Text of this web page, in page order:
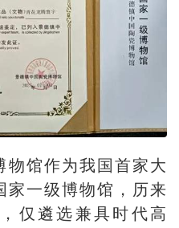
物馆作为我国首家大
家一级博物馆，历来
仅遴选兼具时代高